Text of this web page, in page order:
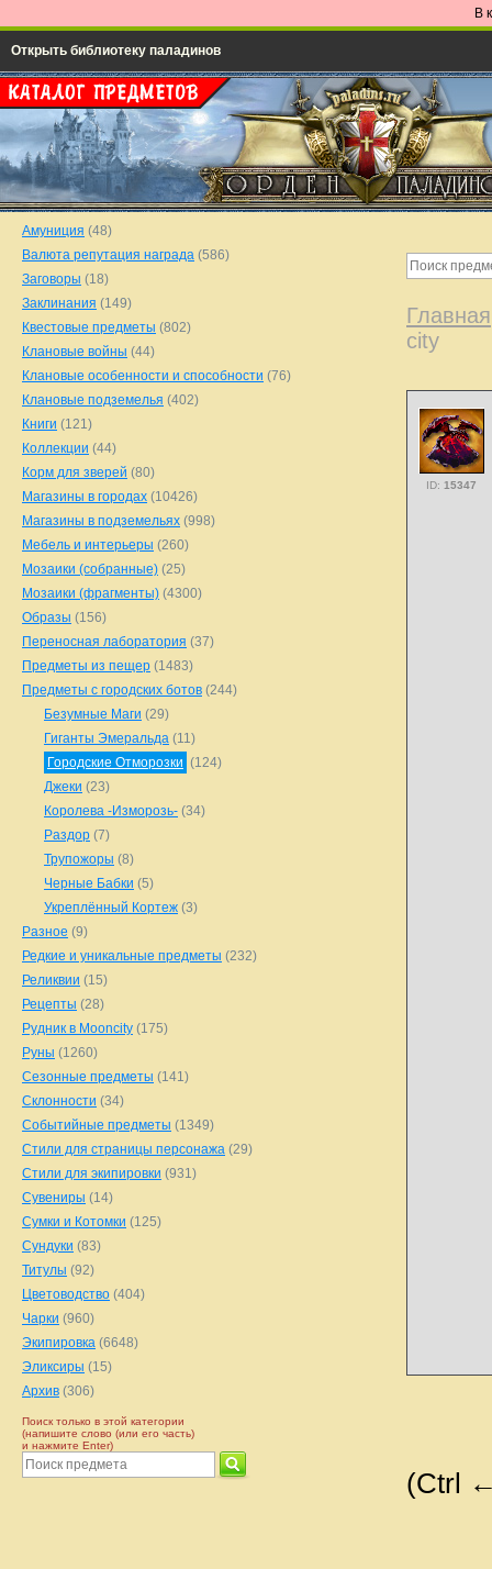
В
Открыть библиотеку паладинов
Главная
city
ID: 15347
(Ctrl
Амуниция (48)
Валюта репутация награда (586)
Заговоры (18)
Заклинания (149)
Квестовые предметы (802)
Клановые войны (44)
Клановые особенности и способности (76)
Клановые подземелья (402)
Книги (121)
Коллекции (44)
Корм для зверей (80)
Магазины в городах (10426)
Магазины в подземельях (998)
Мебель и интерьеры (260)
Мозаики (собранные) (25)
Мозаики (фрагменты) (4300)
Образы (156)
Переносная лаборатория (37)
Предметы из пещер (1483)
Предметы с городских ботов (244)
Безумные Маги (29)
Гиганты Эмеральда (11)
Городские Отморозки (124)
Джеки (23)
Королева -Изморозь- (34)
Раздор (7)
Трупожоры (8)
Черные Бабки (5)
Укреплённый Кортеж (3)
Разное (9)
Редкие и уникальные предметы (232)
Реликвии (15)
Рецепты (28)
Рудник в Mooncity (175)
Руны (1260)
Сезонные предметы (141)
Склонности (34)
Событийные предметы (1349)
Стили для страницы персонажа (29)
Стили для экипировки (931)
Сувениры (14)
Сумки и Котомки (125)
Сундуки (83)
Титулы (92)
Цветоводство (404)
Чарки (960)
Экипировка (6648)
Эликсиры (15)
Архив (306)
Поиск только в этой категории
(напишите слово (или его часть)
и нажмите Enter)